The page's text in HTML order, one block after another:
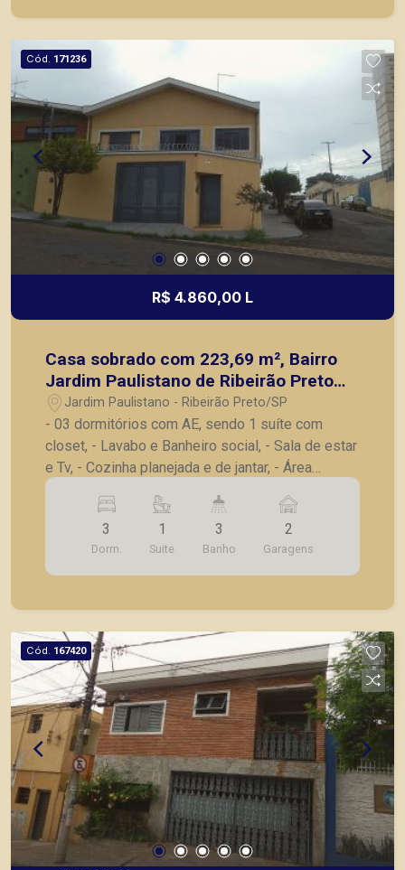
principais lançamentos da cidade de Ribeirão
Preto.
Cód. 171236
R$ 4.860,00 L
Casa sobrado com 223,69 m², Bairro
Jardim Paulistano de Ribeirão Preto
SPJardim Paulistano - Ribeirão Preto/SP
- 03 dormitórios com AE, sendo 1 suíte com
closet, - Lavabo e Banheiro social, - Sala de estar
e Tv, - Cozinha planejada e de jantar, - Área
externa com ducha, - Lavanderia coberta, - 02
Vagas de garagem, sendo 02 entradas
separadas. A Piramid tem como objetivo atender
seus clientes com agilidade e segurança, em
locação, vendas de imóveis prontos, usados ou
3
Dorm.
1
Suite
3
Banho
2
Garagens
Cód. 167420